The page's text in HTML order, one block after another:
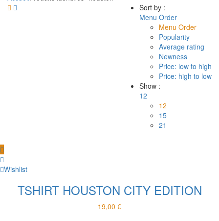
Sort by :
Menu Order
Menu Order
Popularity
Average rating
Newness
Price: low to high
Price: high to low
Show :
12
12
15
21
Wishlist
TSHIRT HOUSTON CITY EDITION
19,00 €